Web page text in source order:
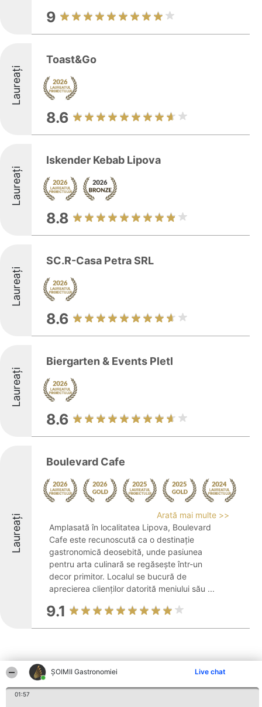
ȘOIMII Gastronomiei Live chat
01:57
9
Laureați
Toast&Go
8.6
Laureați
Iskender Kebab Lipova
8.8
Laureați
SC.R-Casa Petra SRL
8.6
Laureați
Biergarten & Events Pletl
8.6
Laureați
Boulevard Cafe
Arată mai multe >>
Amplasată în localitatea Lipova, Boulevard
Cafe este recunoscută ca o destinație
gastronomică deosebită, unde pasiunea
pentru arta culinară se regăsește într-un
decor primitor. Localul se bucură de
aprecierea clienților datorită meniului său ...
9.1
Alte firme din zonă